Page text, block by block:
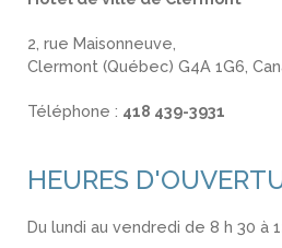
2, rue Maisonneuve,
Clermont (Québec) G4A 1G6,
Téléphone : 418 439-3931
HEURES
Du lundi au vendredi de 8 h 30 à